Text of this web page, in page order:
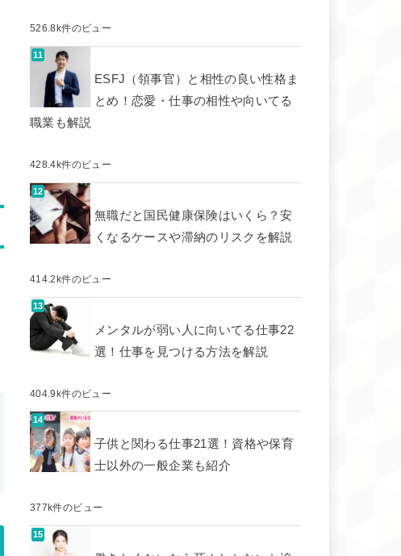
526.8k件のビュー
ESFJ（領事官）と相性の良い性格ま
とめ！恋愛・仕事の相性や向いてる
職業も解説
428.4k件のビュー
無職だと国民健康保険はいくら？安
くなるケースや滞納のリスクを解説
414.2k件のビュー
メンタルが弱い人に向いてる仕事22
選！仕事を見つける方法を解説
404.9k件のビュー
子供と関わる仕事21選！資格や保育
士以外の一般企業も紹介
377k件のビュー